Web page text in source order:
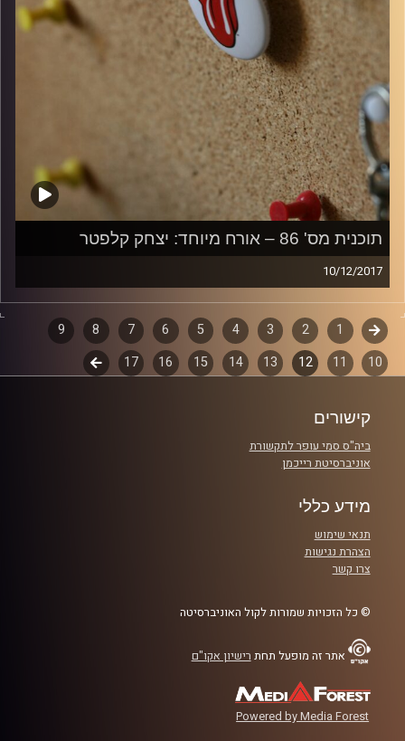
תוכנית מס' 86 – אורח מיוחד: יצחק קלפטר
10/12/2017
קלאסיקות רוק עם אורן הוף.
קרדיט תמונות:włodi
דפדוף
פרקים
קודם 1
2
3
4
5
6
7
8
9
10
11
12
13
14
15
16
17
לשלב
קישורים
ביה"ס סמי עופר לתקשורת
אוניברסיטת רייכמן
מידע כללי
תנאי שימוש
הצהרת נגישות
צרו קשר
© כל הזכויות שמורות לקול האוניברסיטה
אתר זה מופעל תחת רישיון אקו"ם
Powered by Media Forest